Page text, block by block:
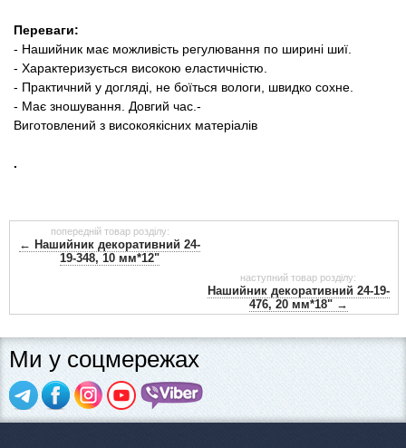
Переваги:
​​- Нашийник має можливість регулювання по ширині шиї.
- Характеризується високою еластичністю.
- Практичний у догляді, не боїться вологи, швидко сохне.
- Має зношування. Довгий час.-
Виготовлений з високоякісних матеріалів
.
попередній товар розділу:
← Нашийник декоративний 24-
19-348, 10 мм*12"
наступний товар розділу:
Нашийник декоративний 24-19-
476, 20 мм*18" →
Ми у соцмережах